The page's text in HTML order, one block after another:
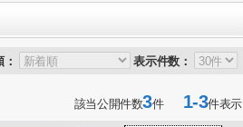
表示件数：
該当公開件数3件1-3件表示